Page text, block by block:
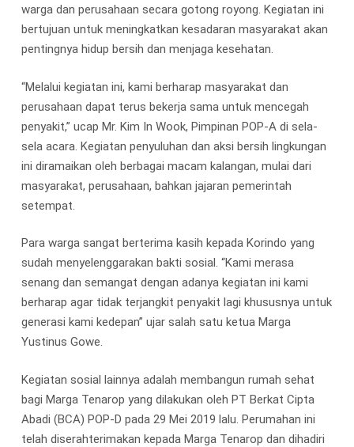
warga dan perusahaan secara gotong royong. Kegiatan ini
bertujuan untuk meningkatkan kesadaran masyarakat akan
pentingnya hidup bersih dan menjaga kesehatan.
“Melalui kegiatan ini, kami berharap masyarakat dan
perusahaan dapat terus bekerja sama untuk mencegah
penyakit,” ucap Mr. Kim In Wook, Pimpinan POP-A di sela-
sela acara. Kegiatan penyuluhan dan aksi bersih lingkungan
ini diramaikan oleh berbagai macam kalangan, mulai dari
masyarakat, perusahaan, bahkan jajaran pemerintah
setempat.
Para warga sangat berterima kasih kepada Korindo yang
sudah menyelenggarakan bakti sosial. “Kami merasa
senang dan semangat dengan adanya kegiatan ini kami
berharap agar tidak terjangkit penyakit lagi khususnya untuk
generasi kami kedepan” ujar salah satu ketua Marga
Yustinus Gowe.
Kegiatan sosial lainnya adalah membangun rumah sehat
bagi Marga Tenarop yang dilakukan oleh PT Berkat Cipta
Abadi (BCA) POP-D pada 29 Mei 2019 lalu. Perumahan ini
telah diserahterimakan kepada Marga Tenarop dan dihadiri